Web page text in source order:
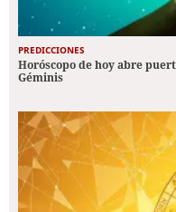
PREDICCIONES
Horóscopo de hoy abre
Géminis